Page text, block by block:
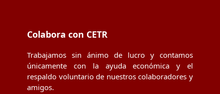
Colabora con CETR
Trabajamos sin ánimo de lucro y contamos
únicamente con la ayuda económica y el
respaldo voluntario de nuestros colaboradores y
amigos.